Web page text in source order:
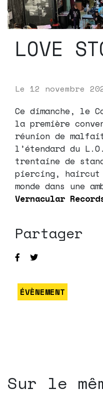
LOVE
Le 12 novembre
Ce dimanche, le
la première
réunion de
l’étendard du
trentaine de
piercing,
monde dans une
Vernacular
Partager
ÉVÈNEMENT
Sur le